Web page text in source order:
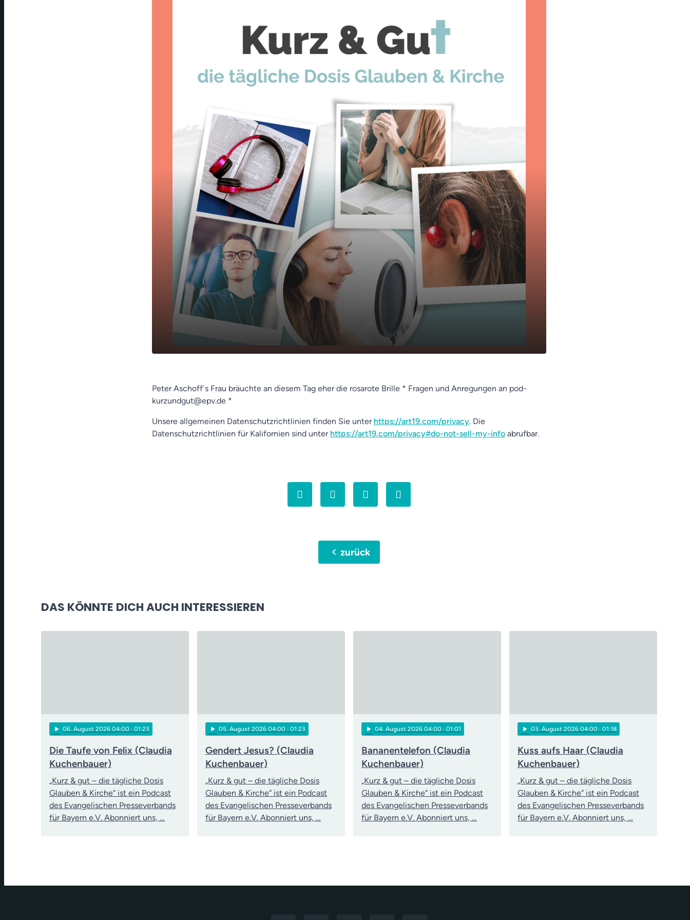
Peter Aschoff´s Frau bräuchte an diesem Tag eher die rosarote Brille * Fragen und Anregungen an pod-
kurzundgut@epv.de *
Unsere allgemeinen Datenschutzrichtlinien finden Sie unter https://art19.com/privacy. Die
Datenschutzrichtlinien für Kalifornien sind unter https://art19.com/privacy#do-not-sell-my-info abrufbar.
chevron_leftzurück
DAS KÖNNTE DICH AUCH INTERESSIEREN
play_arrow 06 . August 2026 04:00 · 01:23
Die Taufe von Felix (Claudia
Kuchenbauer)
„Kurz & gut – die tägliche Dosis
Glauben & Kirche“ ist ein Podcast
des Evangelischen Presseverbands
für Bayern e.V. Abonniert uns, …
play_arrow 05 . August 2026 04:00 · 01:23
Gendert Jesus? (Claudia
Kuchenbauer)
„Kurz & gut – die tägliche Dosis
Glauben & Kirche“ ist ein Podcast
des Evangelischen Presseverbands
für Bayern e.V. Abonniert uns, …
play_arrow 04 . August 2026 04:00 · 01:01
Bananentelefon (Claudia
Kuchenbauer)
„Kurz & gut – die tägliche Dosis
Glauben & Kirche“ ist ein Podcast
des Evangelischen Presseverbands
für Bayern e.V. Abonniert uns, …
play_arrow 03 . August 2026 04:00 · 01:18
Kuss aufs Haar (Claudia
Kuchenbauer)
„Kurz & gut – die tägliche Dosis
Glauben & Kirche“ ist ein Podcast
des Evangelischen Presseverbands
für Bayern e.V. Abonniert uns, …